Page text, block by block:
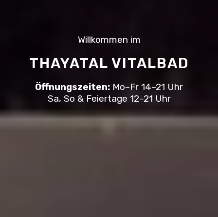
Willkommen im
THAYATAL VITALBAD
Öffnungszeiten: Mo–Fr 14–21 Uhr
Sa, So & Feiertage 12–21 Uhr